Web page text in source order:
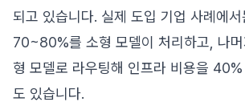
되고 있습니다. 실제 도입 기업 사례에서
70~80%를 소형 모델이 처리하고, 나
형 모델로 라우팅해 인프라 비용을
도 있습니다.